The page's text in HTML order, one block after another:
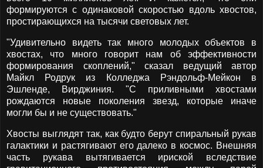
формируются с одинаковой скоростью вдоль хвостов,
простирающихся на тысячи световых лет.
"Удивительно видеть так много молодых объектов в
хвостах, что много говорит нам об эффективности
формирования скоплений," сказал ведущий автор
Майкл Родрук из Колледжа Рэндольф-Мейкон в
Эшленде, Вирджиния. "С приливными хвостами
рождаются новые поколения звезд, которые иначе
могли бы и не существовать."
Хвосты выглядят так, как будто берут спиральный рукав
галактики и растягивают его далеко в космос. Внешняя
часть рукава вытягивается ириской вследствие